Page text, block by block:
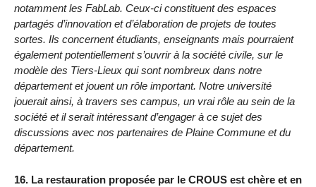
notamment les FabLab. Ceux-ci constituent des espaces
partagés d’innovation et d’élaboration de projets de toutes
sortes. Ils concernent étudiants, enseignants mais pourraient
également potentiellement s’ouvrir à la société civile, sur le
modèle des Tiers-Lieux qui sont nombreux dans notre
département et jouent un rôle important. Notre université
jouerait ainsi, à travers ses campus, un vrai rôle au sein de la
société et il serait intéressant d’engager à ce sujet des
discussions avec nos partenaires de Plaine Commune et du
département.
16. La restauration proposée par le CROUS est chère et en